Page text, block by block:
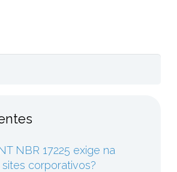
NBR 17225 exige na
corporativos?